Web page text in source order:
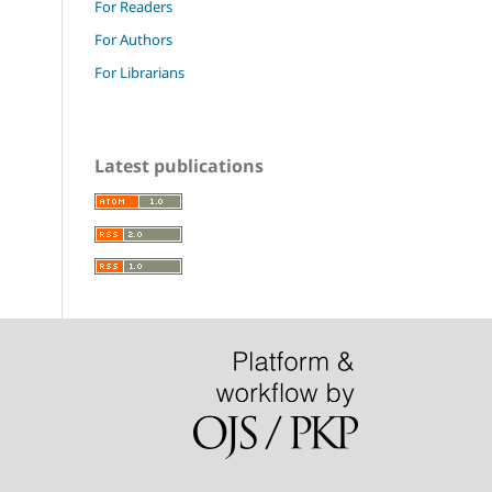
For Readers
For Authors
For Librarians
Latest publications